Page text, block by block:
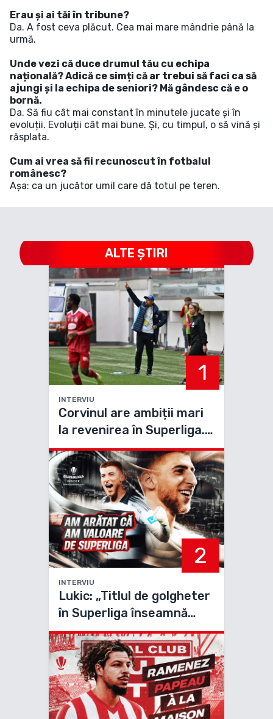
Erau și ai tăi în tribune?
Da. A fost ceva plăcut. Cea mai mare mândrie până la
urmă.
Unde vezi că duce drumul tău cu echipa
națională? Adică ce simți că ar trebui să faci ca să
ajungi și la echipa de seniori? Mă gândesc că e o
bornă.
Da. Să fiu cât mai constant în minutele jucate și în
evoluții. Evoluții cât mai bune. Și, cu timpul, o să vină și
răsplata.
Cum ai vrea să fii recunoscut în fotbalul
românesc?
Așa: ca un jucător umil care dă totul pe teren.
ALTE ȘTIRI
1
INTERVIU
Corvinul are ambiții mari
la revenirea în Superliga.
Maxim: “Vreau în play-off!”
2
INTERVIU
Lukic: „Titlul de golgheter
în Superliga înseamnă
mult, mi-a adus Cupa
Mondială”